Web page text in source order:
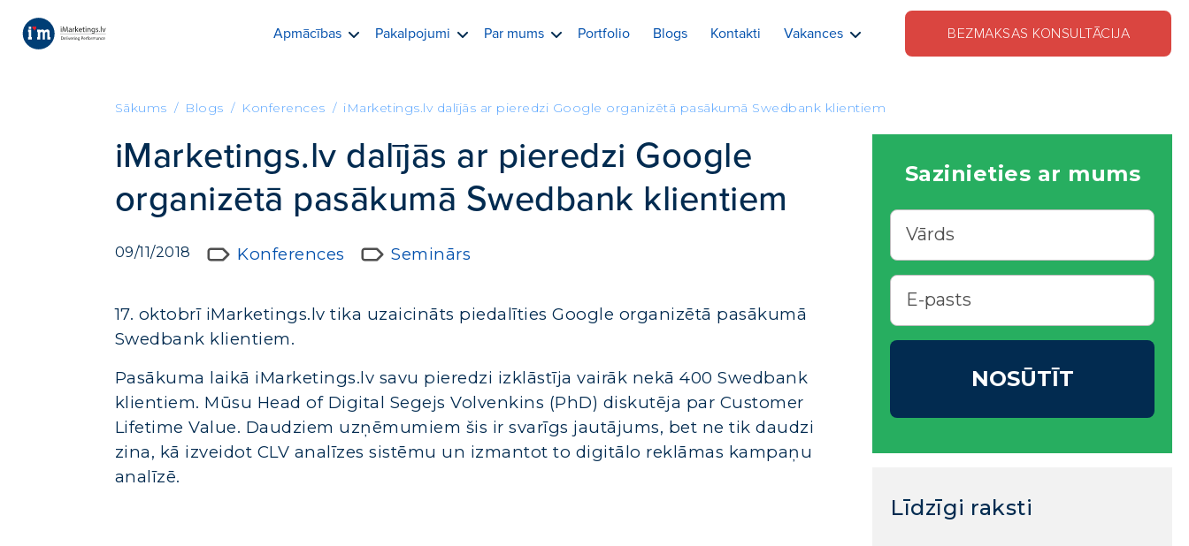
Apmācības Pakalpojumi Par mums Portfolio Blogs Kontakti Vakances BEZMAKSAS KONSULTĀCIJA
Sākums Blogs Konferences iMarketings.lv dalījās ar pieredzi Google organizētā pasākumā Swedbank klientiem
iMarketings.lv dalījās ar pieredzi Google
organizētā pasākumā Swedbank klientiem
09/11/2018 Konferences Seminārs
17. oktobrī iMarketings.lv tika uzaicināts piedalīties Google organizētā pasākumā
Swedbank klientiem.
Pasākuma laikā iMarketings.lv savu pieredzi izklāstīja vairāk nekā 400 Swedbank
klientiem. Mūsu Head of Digital Segejs Volvenkins (PhD) diskutēja par Customer
Lifetime Value. Daudziem uzņēmumiem šis ir svarīgs jautājums, bet ne tik daudzi
zina, kā izveidot CLV analīzes sistēmu un izmantot to digitālo reklāmas kampaņu
analīzē.
Sazinieties ar mums
NOSŪTĪT
Līdzīgi raksti